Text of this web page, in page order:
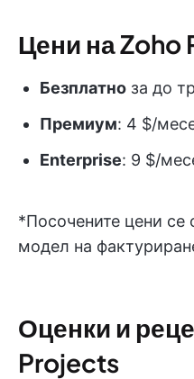
Цени на Zoho
Безплатно за до
Премиум: 4 $/
Enterprise: 9 $/
*Посочените цени се
модел на
Оценки и
Projects